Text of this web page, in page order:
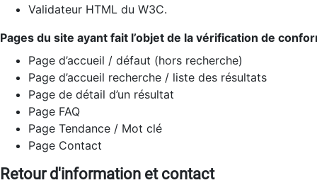
Validateur HTML du W3C.
Pages du site ayant fait l’objet de la vérification de
Page d’accueil / défaut (hors recherche)
Page d’accueil recherche / liste des résultats
Page de détail d’un résultat
Page FAQ
Page Tendance / Mot clé
Page Contact
Retour d'information et contact